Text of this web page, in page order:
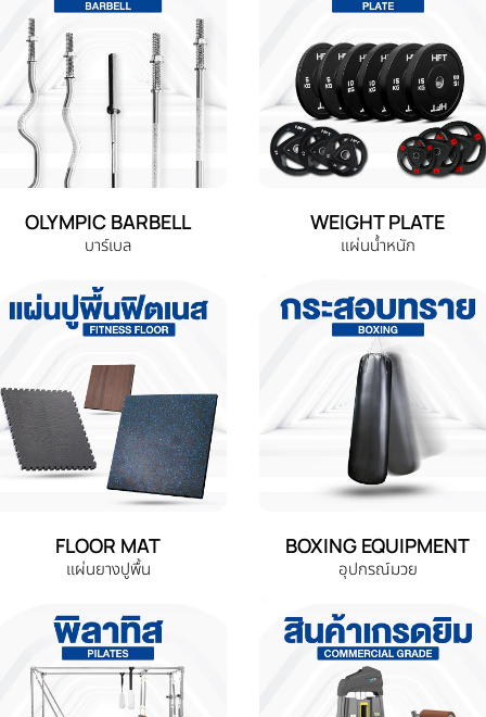
OLYMPIC BARBELL
บาร์เบล
WEIGHT PLATE
แผ่นน้ำหนัก
FLOOR MAT
แผ่นยางปูพื้น
BOXING EQUIPMENT
อุปกรณ์มวย